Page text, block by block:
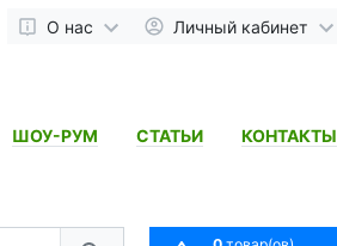
О нас Личный кабинет
ШОУ-РУМ СТАТЬИ КОНТАКТЫ